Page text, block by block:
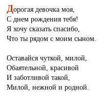
Дорогая девочка моя,
С днем рождения тебя!
Я хочу сказать спасибо,
Что ты рядом с моим сыном.
Оставайся чуткой, милой,
Обаятельной, красивой
И заботливой такой,
Милой, нежной и родной.